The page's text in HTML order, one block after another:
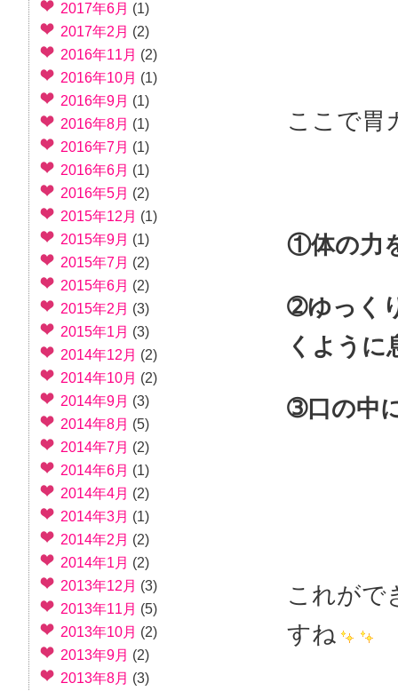
ここで胃
①体の力
➁ゆっく
くように
➂口の中
これがで
すね
2017年6月 (1)
2017年2月 (2)
2016年11月 (2)
2016年10月 (1)
2016年9月 (1)
2016年8月 (1)
2016年7月 (1)
2016年6月 (1)
2016年5月 (2)
2015年12月 (1)
2015年9月 (1)
2015年7月 (2)
2015年6月 (2)
2015年2月 (3)
2015年1月 (3)
2014年12月 (2)
2014年10月 (2)
2014年9月 (3)
2014年8月 (5)
2014年7月 (2)
2014年6月 (1)
2014年4月 (2)
2014年3月 (1)
2014年2月 (2)
2014年1月 (2)
2013年12月 (3)
2013年11月 (5)
2013年10月 (2)
2013年9月 (2)
2013年8月 (3)